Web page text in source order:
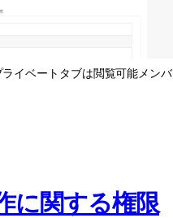
イベートタブは閲覧可能メンバ
に関する権限